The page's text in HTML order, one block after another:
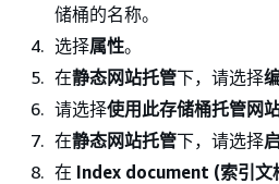
储桶的名称。
选择属性。
在静态网站托管下，请选择
请选择使用此存储桶托管网
在静态网站托管下，请选择
在 Index document (索引文